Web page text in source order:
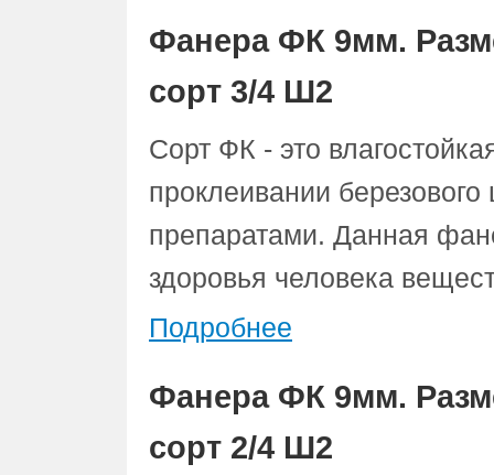
Фанера ФК 9мм.
сорт 3/4 Ш2
Сорт ФК - это
проклеивании
препаратами. Данная
здоровья человека
Подробнее
Фанера ФК 9мм.
сорт 2/4 Ш2